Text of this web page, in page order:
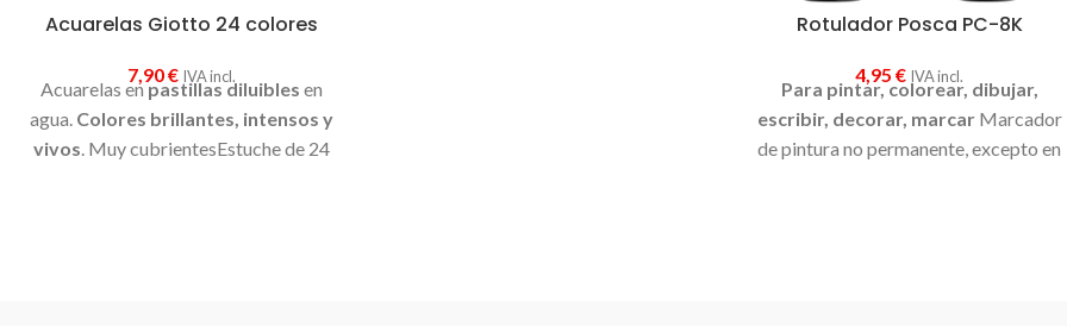
Acuarelas Giotto 24 colores
7,90€ IVA incl.
Acuarelas enpastillas diluibles en
agua. Colores brillantes, intensos y
vivos . Muy cubrientesEstuche de 24
Rotulador Posca PC-8K
4,95€ IVA incl.
Para pintar, colorear, dibujar,
escribir, decorar, marcarMarcador
de pintura no permanente, excepto en